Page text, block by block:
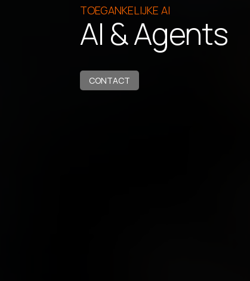
TOEGANKELIJKE AI
AI & Agents
CONTACT